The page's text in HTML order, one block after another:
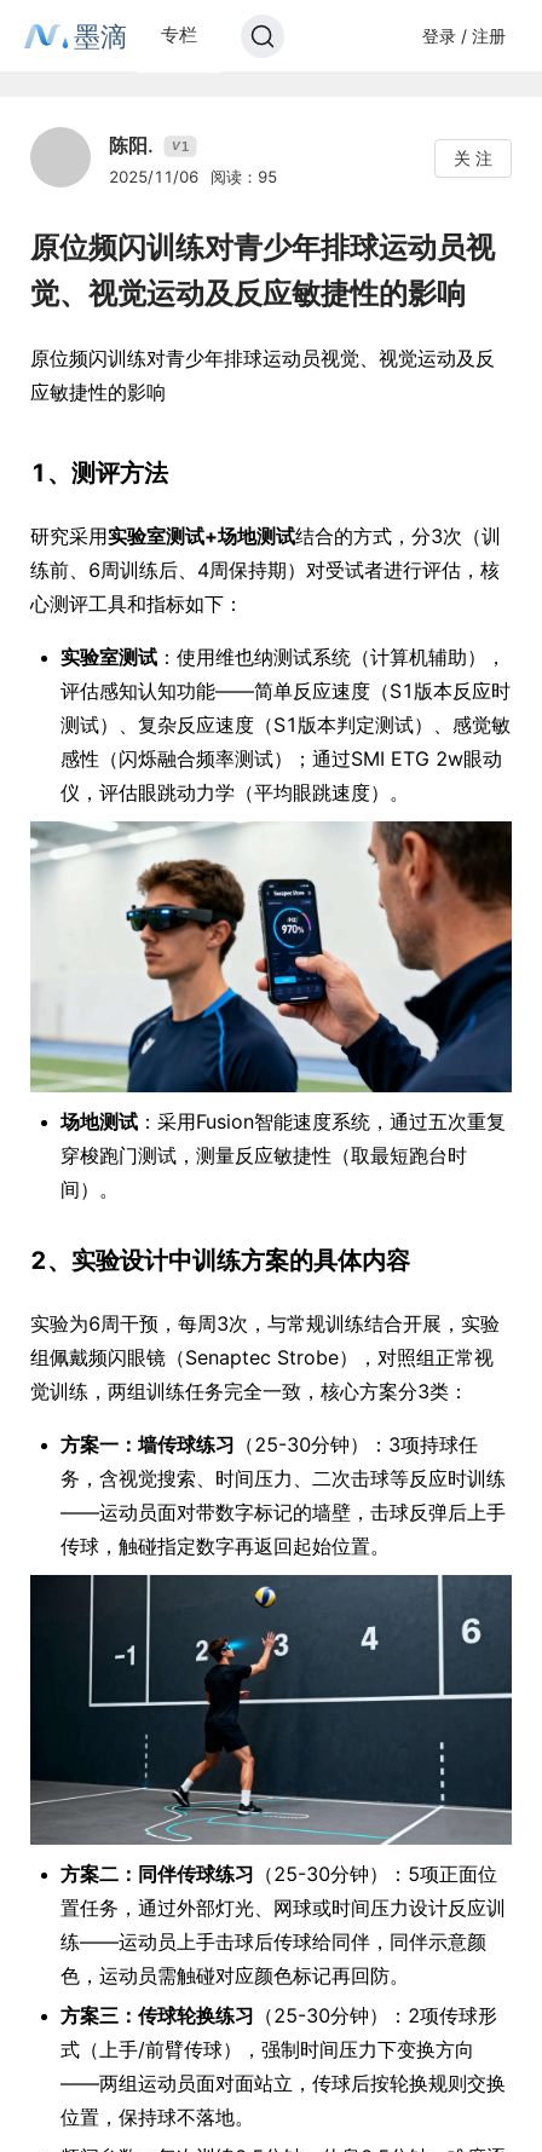
墨滴 专栏 登录 / 注册
陈阳. V1
2025/11/06 阅读：95
关 注
原位频闪训练对青少年排球运动员视
觉、视觉运动及反应敏捷性的影响
原位频闪训练对青少年排球运动员视觉、视觉运动及反
应敏捷性的影响
1、测评方法
研究采用实验室测试+场地测试结合的方式，分3次（训
练前、6周训练后、4周保持期）对受试者进行评估，核
心测评工具和指标如下：
实验室测试 ：使用维也纳测试系统（计算机辅助），
评估感知认知功能——简单反应速度（S1版本反应时
测试）、复杂反应速度（S1版本判定测试）、感觉敏
感性（闪烁融合频率测试）；通过SMI ETG 2w眼动
仪，评估眼跳动力学（平均眼跳速度）。
场地测试 ：采用Fusion智能速度系统，通过五次重复
穿梭跑门测试，测量反应敏捷性（取最短跑台时
间）。
2、实验设计中训练方案的具体内容
实验为6周干预，每周3次，与常规训练结合开展，实验
组佩戴频闪眼镜（Senaptec Strobe），对照组正常视
觉训练，两组训练任务完全一致，核心方案分3类：
方案一：墙传球练习 （25-30分钟）：3项持球任
务，含视觉搜索、时间压力、二次击球等反应时训练
——运动员面对带数字标记的墙壁，击球反弹后上手
传球，触碰指定数字再返回起始位置。
方案二：同伴传球练习 （25-30分钟）：5项正面位
置任务，通过外部灯光、网球或时间压力设计反应训
练——运动员上手击球后传球给同伴，同伴示意颜
色，运动员需触碰对应颜色标记再回防。
方案三：传球轮换练习 （25-30分钟）：2项传球形
式（上手/前臂传球），强制时间压力下变换方向
——两组运动员面对面站立，传球后按轮换规则交换
位置，保持球不落地。